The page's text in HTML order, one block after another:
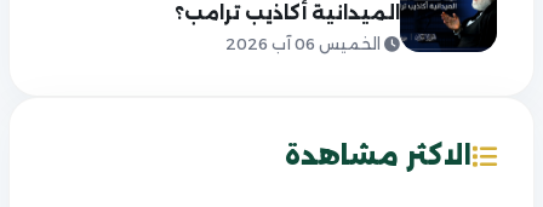
الميدانية أكاذيب ترامب؟
الخميس 06 آب 2026
الاكثر مشاهدة